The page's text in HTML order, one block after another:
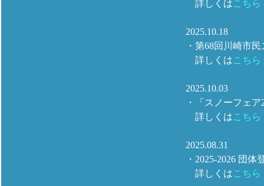
詳しくはこちら
2025.10.18
・第68回川崎市
詳しくはこちら
2025.10.03
・「スノーフェ
詳しくはこちら
2025.08.31
・2025-2026 団
詳しくはこちら